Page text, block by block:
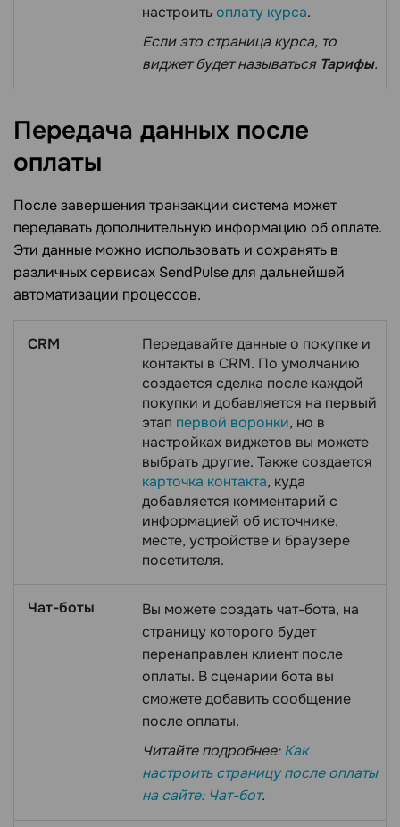
настроитьоплату курса.
Если это страница курса, то
виджет будет называться Тарифы.
Передача данных после
оплаты
После завершения транзакции система может
передавать дополнительную информацию об оплате.
Эти данные можно использовать и сохранять в
различных сервисах SendPulse для дальнейшей
автоматизации процессов.
CRM
Передавайте данные о покупке и
контакты в CRM. По умолчанию
создается сделка после каждой
покупки и добавляется на первый
этап первой воронки, но в
настройках виджетов вы можете
выбрать другие. Также создается
карточка контакта, куда
добавляется комментарий с
информацией об источнике,
месте, устройстве и браузере
посетителя.
Чат-боты
Вы можете создать чат-бота, на
страницу которого будет
перенаправлен клиент после
оплаты. В сценарии бота вы
сможете добавить сообщение
после оплаты.
Читайте подробнее:Как
настроить страницу после оплаты
на сайте: Чат-бот.